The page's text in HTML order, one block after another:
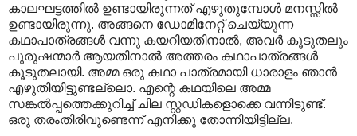
കാലഘട്ടത്തില്‍ ഉണ്ടായിരുന്നത് എഴുതുമ്പോള്‍ മന‍സ്സില്‍
ഉണ്ടായിരുന്നു. അങ്ങനെ ഡോമിനേറ്റ് ചെയ്യുന്ന
കഥാപാത്രങ്ങള്‍ വന്നു കയറിയതിനാല്‍, അവര്‍ കൂടുതലും
പുരുഷന്മാര്‍ ആയതിനാല്‍ അത്തരം കഥാപാത്രങ്ങള്‍
കൂടുതലായി. അമ്മ ഒരു കഥാ പാത്രമായി ധാരാളം ഞാന്‍
എഴുതിയിട്ടുണ്ടല്ലൊ. എന്റെ കഥയിലെ അമ്മ
സങ്കല്‍പ്പത്തെക്കുറിച്ച് ചില സ്റ്റഡികളൊക്കെ വന്നിടുണ്ട്.
ഒരു തരംതിരിവുണ്ടെന്ന് എനിക്കു തോന്നിയിട്ടില്ല.